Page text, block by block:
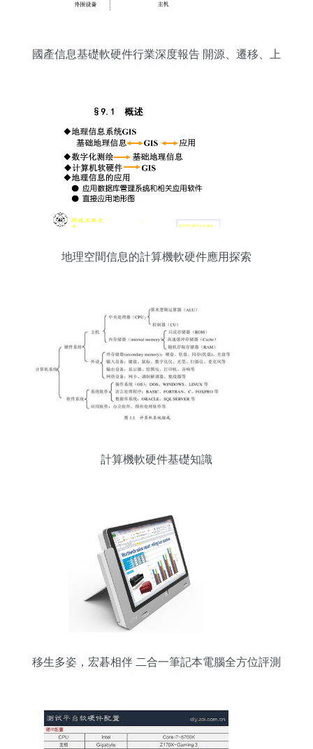
國產信息基礎軟硬件行業深度報告 開源、遷移、上
地理空間信息的計算機軟硬件應用探索
計算機軟硬件基礎知識
移生多姿，宏碁相伴 二合一筆記本電腦全方位評測